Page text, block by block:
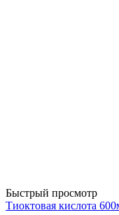
Быстрый просмотр
Тиоктовая кислота